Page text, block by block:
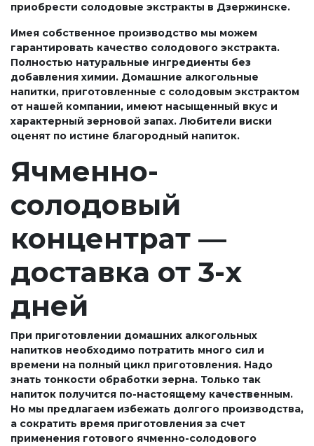
приобрести солодовые экстракты в Дзержинске.
Имея собственное производство мы можем
гарантировать качество солодового экстракта.
Полностью натуральные ингредиенты без
добавления химии. Домашние алкогольные
напитки, приготовленные с солодовым экстрактом
от нашей компании, имеют насыщенный вкус и
характерный зерновой запах. Любители виски
оценят по истине благородный напиток.
Ячменно-
солодовый
концентрат —
доставка от 3-х
дней
При приготовлении домашних алкогольных
напитков необходимо потратить много сил и
времени на полный цикл приготовления. Надо
знать тонкости обработки зерна. Только так
напиток получится по-настоящему качественным.
Но мы предлагаем избежать долгого производства,
а сократить время приготовления за счет
применения готового ячменно-солодового